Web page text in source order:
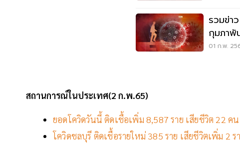
รวมข่า
กุมภาพั
01 ก.พ.
สถานการณ์ในประเทศ(2 ก.พ.65)
ยอดโควิดวันนี้ ติดเชื้อเพิ่ม 8,587 ราย เสียชีวิต 22 ค
โควิดชลบุรี ติดเชื้อรายใหม่ 385 ราย เสียชีวิตเพิ่ม 2